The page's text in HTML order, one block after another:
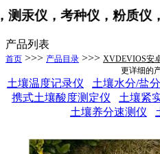
仪，考种仪，粉质仪
产品列表
首页 >>> 产品目录 >>> XVDEVIOS安
更详细的
土壤温度记录仪 土壤水分/盐
携式土壤酸度测定仪
土壤紧
土壤养分速测仪